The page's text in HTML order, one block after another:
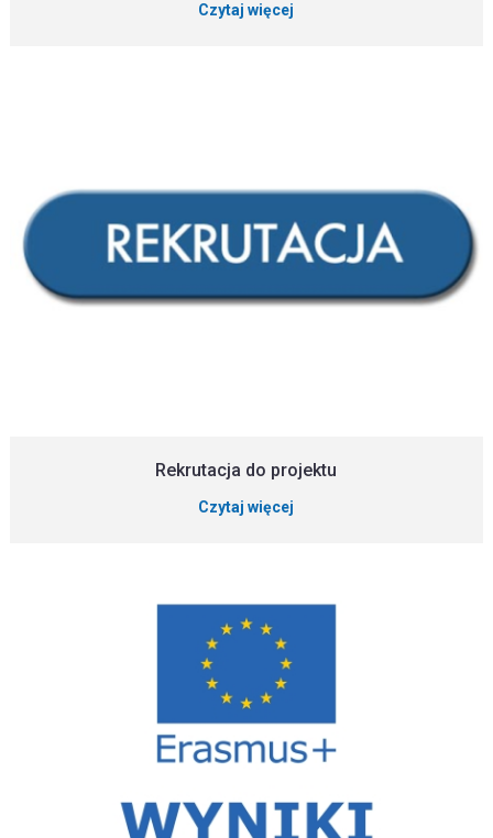
Czytaj więcej
Rekrutacja do projektu
Czytaj więcej